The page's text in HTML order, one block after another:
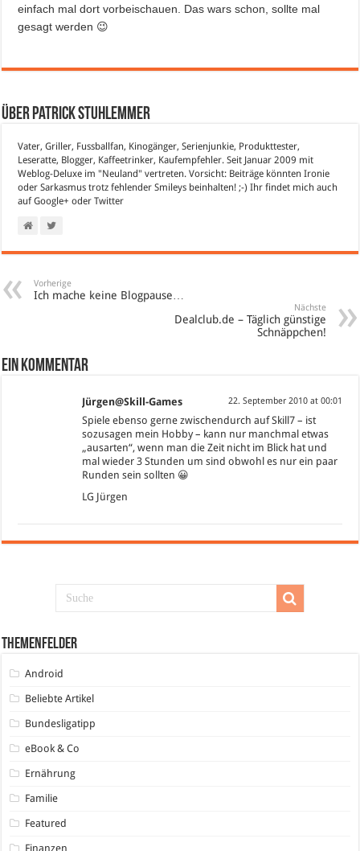
einfach mal dort vorbeischauen. Das wars schon, sollte mal
gesagt werden 😉
Über Patrick Stuhlemmer
Vater, Griller, Fussballfan, Kinogänger, Serienjunkie, Produkttester,
Leseratte, Blogger, Kaffeetrinker, Kaufempfehler. Seit Januar 2009 mit
Weblog-Deluxe im "Neuland" vertreten. Vorsicht: Beiträge könnten Ironie
oder Sarkasmus trotz fehlender Smileys beinhalten! ;-) Ihr findet mich auch
aufGoogle+ oderTwitter
Vorherige
Ich mache keine Blogpause…
Nächste
Dealclub.de – Täglich günstige
Schnäppchen!
Ein Kommentar
Jürgen@Skill-Games 22. September 2010 at 00:01
Spiele ebenso gerne zwischendurch auf Skill7 – ist
sozusagen mein Hobby – kann nur manchmal etwas
„ausarten“, wenn man die Zeit nicht im Blick hat und
mal wieder 3 Stunden um sind obwohl es nur ein paar
Runden sein sollten 😀
LG Jürgen
Themenfelder
Android
Beliebte Artikel
Bundesligatipp
eBook & Co
Ernährung
Familie
Featured
Finanzen